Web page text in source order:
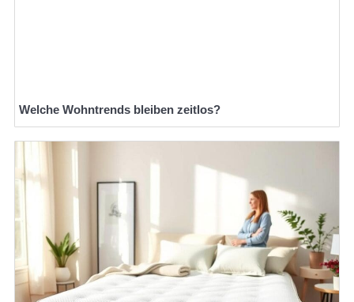
Welche Wohntrends bleiben zeitlos?